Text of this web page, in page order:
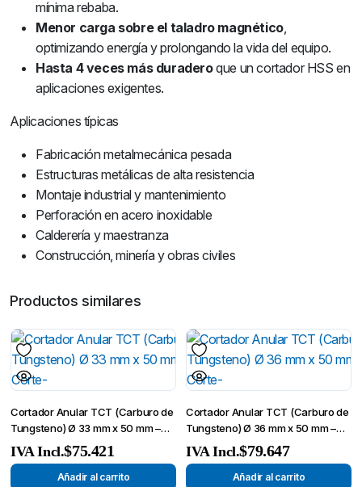
mínima rebaba.
Menor carga sobre el taladro magnético,
optimizando energía y prolongando la vida del equipo.
Hasta 4 veces más duraderoque un cortador HSS en
aplicaciones exigentes.
Aplicaciones típicas
Fabricación metalmecánica pesada
Estructuras metálicas de alta resistencia
Montaje industrial y mantenimiento
Perforación en acero inoxidable
Calderería y maestranza
Construcción, minería y obras civiles
Productos similares
Cortador Anular TCT (Carburo de
Tungsteno) Ø 33 mm x 50 mm –
Broca de Corte-
$75.421
IVA Incl.
Añadir al carrito
Cortador Anular TCT (Carburo de
Tungsteno) Ø 36 mm x 50 mm –
Broca de Corte-
$79.647
IVA Incl.
Añadir al carrito